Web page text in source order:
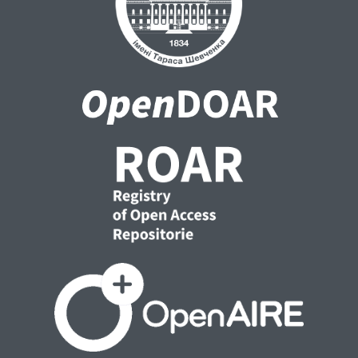
Визначено та розкрито внутрішні та
зовнішні чинники, які впливають на
фінансову безпеку суб’єктів
Розроблено модель управління
фінансовою безпекою суб’єктів
підготовку та розробку захисних заходів
та їх практичну імплементацію, що
дозволяє, урахувавши процес управління
фінансовою безпекою, ухвалити
управлінські рішення, що попереджують
реальні загрози.
Ключові слова: фінансова безпека суб’єктів
підприємництва, індикатори фінансової
безпеки, загроза, модель фінансової
безпеки, фінансовий ресурс, фінансовий